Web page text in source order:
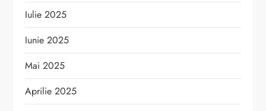
Iulie 2025
Iunie 2025
Mai 2025
Aprilie 2025